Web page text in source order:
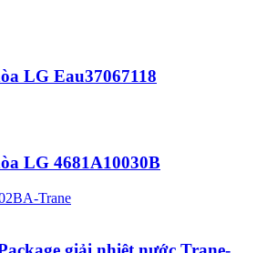
LG Eau37067118
LG 4681A10030B